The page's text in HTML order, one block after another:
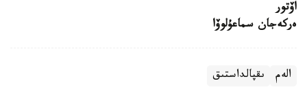
اۆتور
ەركەجان سماعۇلوۆا
الەم ىقپالداستىق